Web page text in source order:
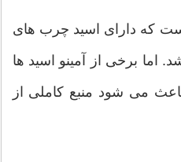
که دارای اسید چرب های
می باشد. اما برخی از آمینو اسید ها
می شود منبع کاملی از